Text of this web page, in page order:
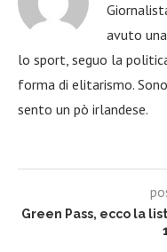
avuto
lo sport, seguo la
forma di elitarismo.
sento un pò irlandese.
Green Pass, ecco la